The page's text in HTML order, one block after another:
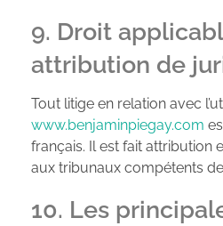
9. Droit
attribution de
Tout litige en relation avec
www.benjaminpiegay.com
français. Il est fait attribution
aux tribunaux compétents
10. Les